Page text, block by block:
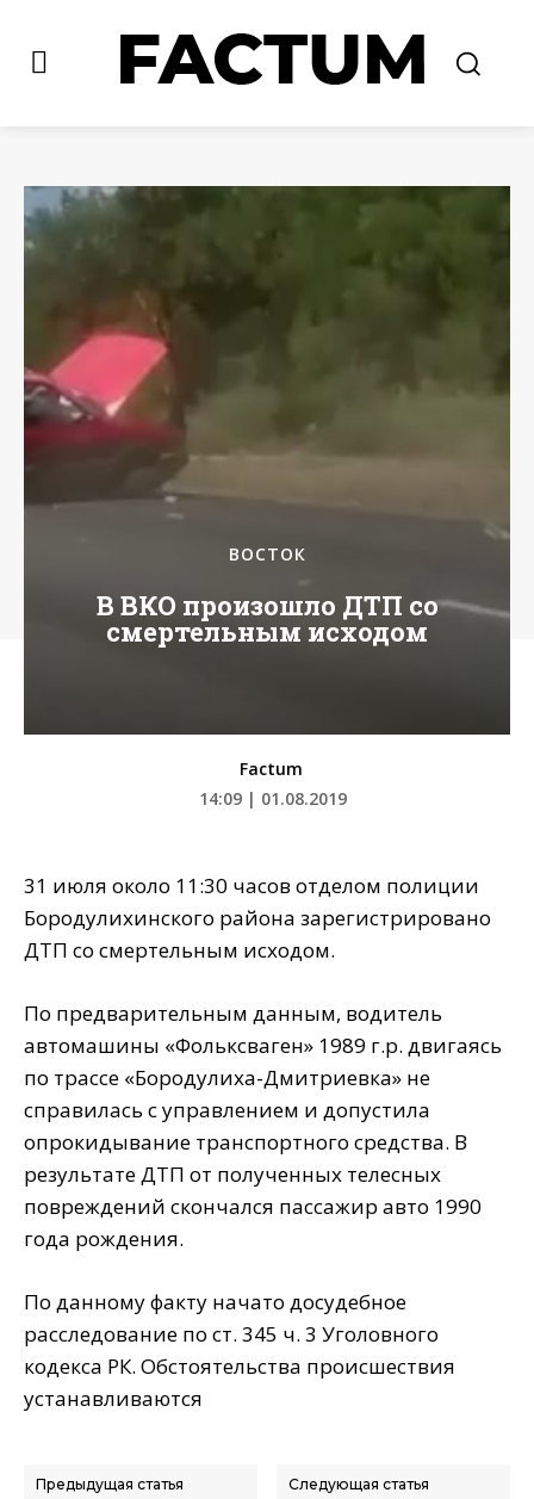
ВОСТОК
В ВКО произошло ДТП со
смертельным исходом
Factum
14:09 | 01.08.2019
31 июля около 11:30 часов отделом полиции
Бородулихинского района зарегистрировано
ДТП со смертельным исходом.
По предварительным данным, водитель
автомашины «Фольксваген» 1989 г.р. двигаясь
по трассе «Бородулиха-Дмитриевка» не
справилась с управлением и допустила
опрокидывание транспортного средства. В
результате ДТП от полученных телесных
повреждений скончался пассажир авто 1990
года рождения.
По данному факту начато досудебное
расследование по ст. 345 ч. 3 Уголовного
кодекса РК. Обстоятельства происшествия
устанавливаются
Предыдущая статья Следующая статья